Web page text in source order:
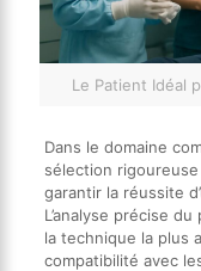
Le Patient Idéal
Dans le domaine
sélection
garantir la réussite
L’analyse précise
la technique la plus
compatibilité avec